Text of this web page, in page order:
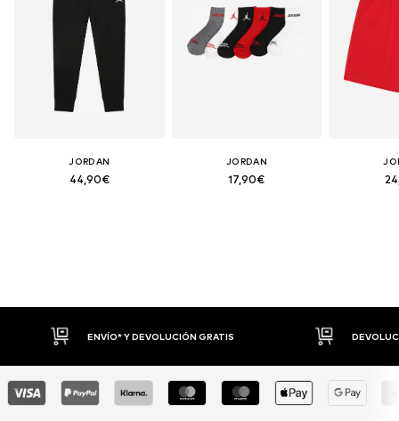
JORDAN
44,90€
JORDAN
17,90€
DEVOLUCIONES HASTA 30 DÍAS